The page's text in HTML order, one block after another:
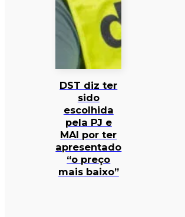
DST diz ter
sido
escolhida
pela PJ e
MAI por ter
apresentado
“o preço
mais baixo”